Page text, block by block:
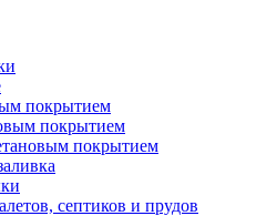
покрытием
покрытием
покрытием
септиков и прудов